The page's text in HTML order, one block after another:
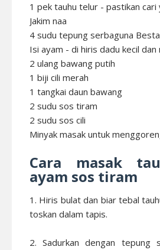
1 pek tauhu telur - pastikan
Jakim naa
4 sudu tepung serbaguna
Isi ayam - di hiris dadu kecil dan
2 ulang bawang putih
1 biji cili merah
1 tangkai daun bawang
2 sudu sos tiram
2 sudu sos cili
Minyak masak untuk
Cara masak
ayam sos tiram
1. Hiris bulat dan biar tebal
toskan dalam tapis.
2. Sadurkan dengan tepung